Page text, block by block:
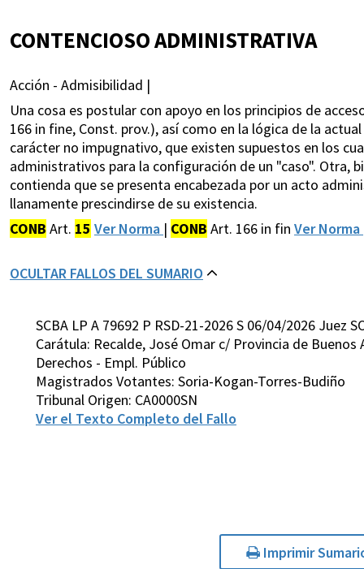
CONTENCIOSO ADMINISTRATIVA
Acción - Admisibilidad |
Una cosa es postular con apoyo en los principios de
166 in fine, Const. prov.), así como en la lógica de la
carácter no impugnativo, que existen supuestos en los
administrativos para la configuración de un "caso". Otra,
contienda que se presenta encabezada por un acto
llanamente prescindirse de su existencia.
CONB Art. 15 Ver Norma | CONB Art. 166 in fin Ver Norma
OCULTAR FALLOS DEL SUMARIO
SCBA LP A 79692 P RSD-21-2026 S 06/04/2026 Juez
Carátula: Recalde, José Omar c/ Provincia de
Derechos - Empl. Público
Magistrados Votantes: Soria-Kogan-Torres-Budiño
Tribunal Origen: CA0000SN
Ver el Texto Completo del Fallo
Imprimir